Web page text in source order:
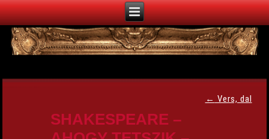
← Vers, dal
SHAKESPEARE –